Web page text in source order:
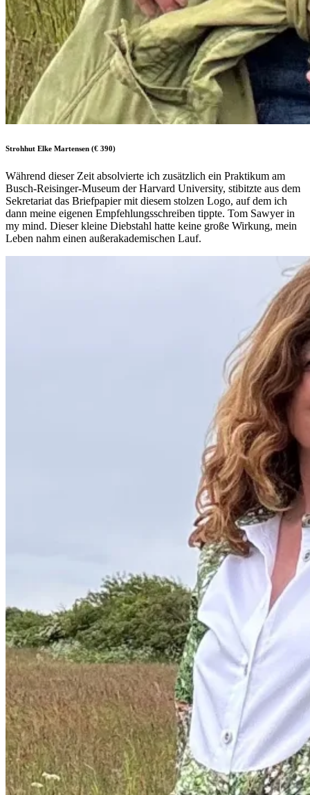
Strohhut Elke Martensen (€ 390)
Während dieser Zeit absolvierte ich zusätzlich ein Praktikum am
Busch-Reisinger-Museum der Harvard University, stibitzte aus dem
Sekretariat das Briefpapier mit diesem stolzen Logo, auf dem ich
dann meine eigenen Empfehlungsschreiben tippte. Tom Sawyer in
my mind. Dieser kleine Diebstahl hatte keine große Wirkung, mein
Leben nahm einen außerakademischen Lauf.